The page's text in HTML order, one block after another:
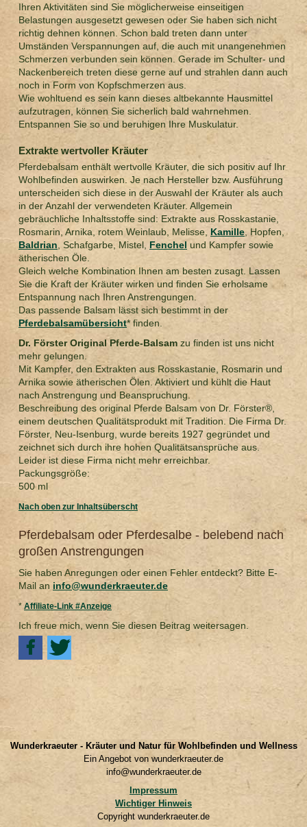
Ihren Aktivitäten sind Sie möglicherweise einseitigen
Belastungen ausgesetzt gewesen oder Sie haben sich nicht
richtig dehnen können. Schon bald treten dann unter
Umständen Verspannungen auf, die auch mit unangenehmen
Schmerzen verbunden sein können. Gerade im Schulter- und
Nackenbereich treten diese gerne auf und strahlen dann auch
noch in Form von Kopfschmerzen aus.
Wie wohltuend es sein kann dieses altbekannte Hausmittel
aufzutragen, können Sie sicherlich bald wahrnehmen.
Entspannen Sie so und beruhigen Ihre Muskulatur.
Extrakte wertvoller Kräuter
Pferdebalsam enthält wertvolle Kräuter, die sich positiv auf Ihr
Wohlbefinden auswirken. Je nach Hersteller bzw. Ausführung
unterscheiden sich diese in der Auswahl der Kräuter als auch
in der Anzahl der verwendeten Kräuter. Allgemein
gebräuchliche Inhaltsstoffe sind: Extrakte aus Rosskastanie,
Rosmarin, Arnika, rotem Weinlaub, Melisse, Kamille , Hopfen,
Baldrian , Schafgarbe, Mistel, Fenchel und Kampfer sowie
ätherischen Öle.
Gleich welche Kombination Ihnen am besten zusagt. Lassen
Sie die Kraft der Kräuter wirken und finden Sie erholsame
Entspannung nach Ihren Anstrengungen.
Das passende Balsam lässt sich bestimmt in der
Pferdebalsamübersicht* finden.
Dr. Förster Original Pferde-Balsam zu finden ist uns nicht
mehr gelungen.
Mit Kampfer, den Extrakten aus Rosskastanie, Rosmarin und
Arnika sowie ätherischen Ölen. Aktiviert und kühlt die Haut
nach Anstrengung und Beanspruchung.
Beschreibung des original Pferde Balsam von Dr. Förster®,
einem deutschen Qualitätsprodukt mit Tradition. Die Firma Dr.
Förster, Neu-Isenburg, wurde bereits 1927 gegründet und
zeichnet sich durch ihre hohen Qualitätsansprüche aus.
Leider ist diese Firma nicht mehr erreichbar.
Packungsgröße:
500 ml
Nach oben zur Inhaltsüberscht
Pferdebalsam oder Pferdesalbe - belebend nach
großen Anstrengungen
Sie haben Anregungen oder einen Fehler entdeckt? Bitte E-
Mail an info@wunderkraeuter.de
* Affiliate-Link #Anzeige
Ich freue mich, wenn Sie diesen Beitrag weitersagen.
Wunderkraeuter - Kräuter und Natur für Wohlbefinden und Wellness
Ein Angebot von wunderkraeuter.de
info@wunderkraeuter.de
Impressum
Wichtiger Hinweis
Copyright wunderkraeuter.de